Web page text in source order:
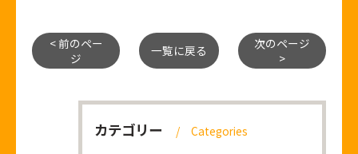
< 前のペー
ジ
一覧に戻る
次のページ
>
カテゴリー Categories